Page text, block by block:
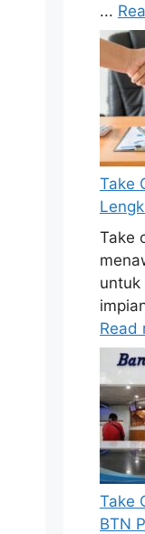
...
Take
Take
untuk
Read
Take
BTN